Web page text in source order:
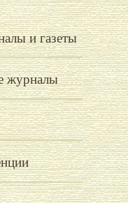
и газеты
журналы